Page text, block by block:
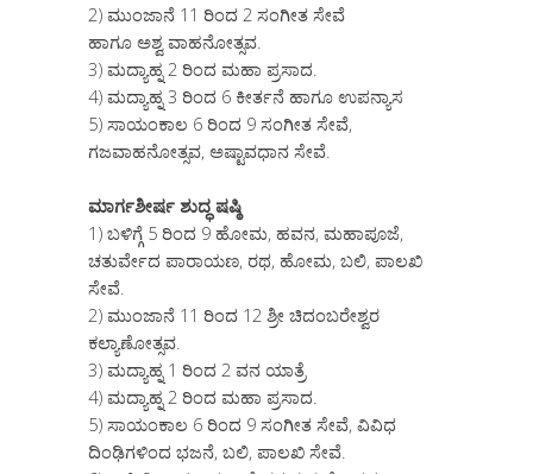
2) ಮುಂಜಾನೆ 11 ರಿಂದ 2 ಸಂಗೀತ ಸೇವೆ
ಹಾಗೂ ಅಶ್ವ ವಾಹನೋತ್ಸವ.
3) ಮದ್ಯಾಹ್ನ 2 ರಿಂದ ಮಹಾ ಪ್ರಸಾದ.
4) ಮದ್ಯಾಹ್ನ 3 ರಿಂದ 6 ಕೀರ್ತನೆ ಹಾಗೂ ಉಪನ್ಯಾಸ
5) ಸಾಯಂಕಾಲ 6 ರಿಂದ 9 ಸಂಗೀತ ಸೇವೆ,
ಗಜವಾಹನೋತ್ಸವ, ಅಷ್ಟಾವಧಾನ ಸೇವೆ.
ಮಾರ್ಗಶೀರ್ಷ ಶುದ್ಧ ಷಷ್ಠಿ
1) ಬಳಿಗ್ಗೆ 5 ರಿಂದ 9 ಹೋಮ, ಹವನ, ಮಹಾಪೂಜೆ,
ಚತುರ್ವೇದ ಪಾರಾಯಣ, ರಥ, ಹೋಮ, ಬಲಿ, ಪಾಲಖಿ
ಸೇವೆ.
2) ಮುಂಜಾನೆ 11 ರಿಂದ 12 ಶ್ರೀ ಚಿದಂಬರೇಶ್ವರ
ಕಲ್ಯಾಣೋತ್ಸವ.
3) ಮದ್ಯಾಹ್ನ 1 ರಿಂದ 2 ವನ ಯಾತ್ರೆ
4) ಮದ್ಯಾಹ್ನ 2 ರಿಂದ ಮಹಾ ಪ್ರಸಾದ.
5) ಸಾಯಂಕಾಲ 6 ರಿಂದ 9 ಸಂಗೀತ ಸೇವೆ, ವಿವಿಧ
ದಿಂಢಿಗಳಿಂದ ಭಜನೆ, ಬಲಿ, ಪಾಲಖಿ ಸೇವೆ.